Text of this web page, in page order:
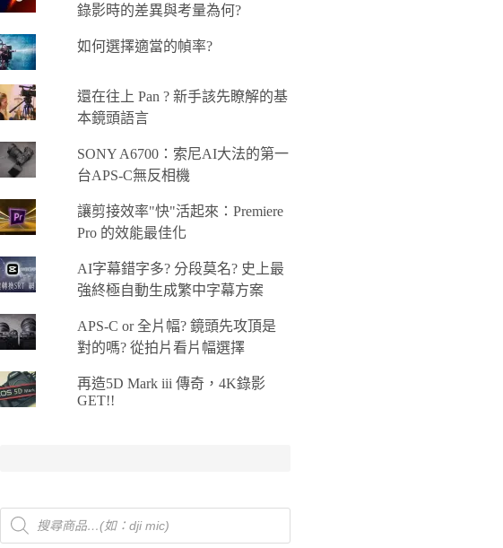
錄影時的差異與考量為何?
如何選擇適當的幀率?
還在往上 Pan ? 新手該先瞭解的基
本鏡頭語言
SONY A6700：索尼AI大法的第一
台APS-C無反相機
讓剪接效率"快"活起來：Premiere
Pro 的效能最佳化
AI字幕錯字多? 分段莫名? 史上最
強終極自動生成繁中字幕方案
APS-C or 全片幅? 鏡頭先攻頂是
對的嗎? 從拍片看片幅選擇
再造5D Mark iii 傳奇，4K錄影
GET!!
Products
search